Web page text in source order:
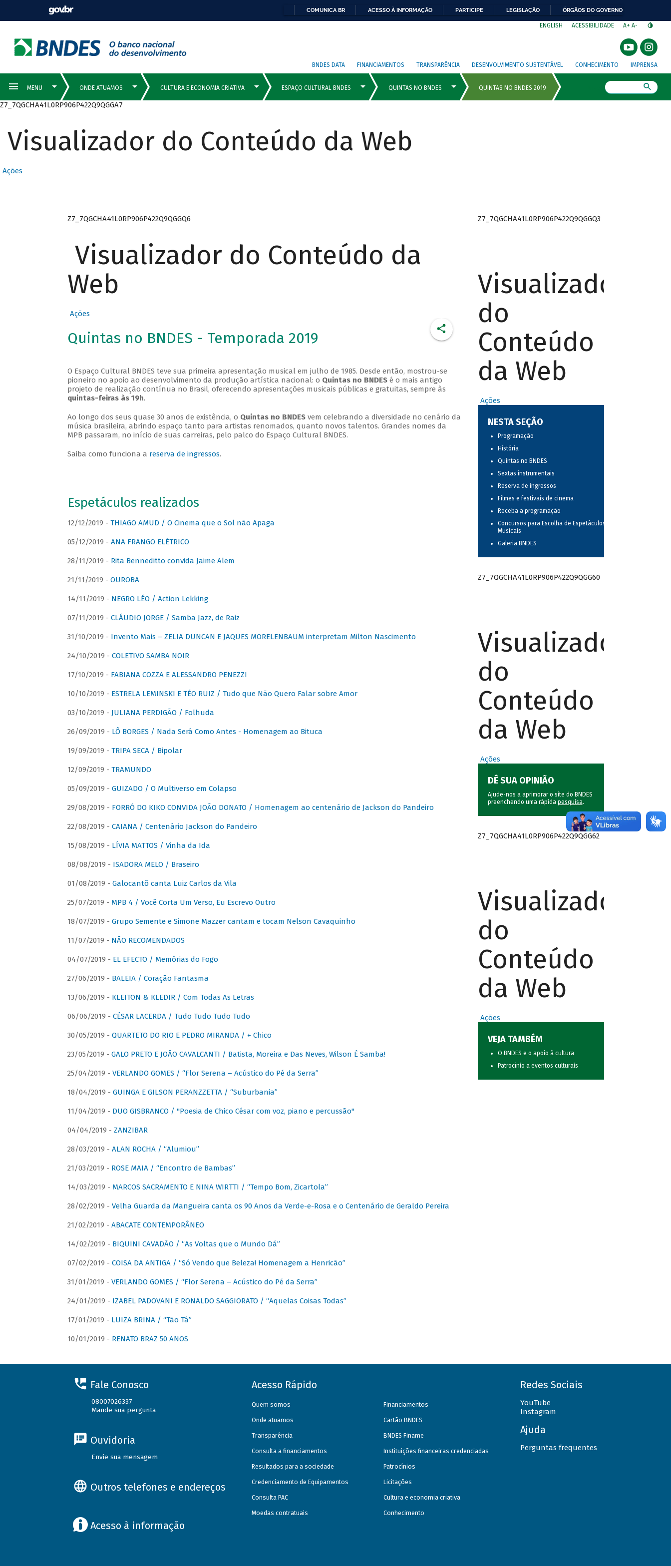
COMUNICA BR ACESSO À INFORMAÇÃO PARTICIPE LEGISLAÇÃO ÓRGÃOS DO GOVERNO
ENGLISH ACESSIBILIDADE A+ A-
BNDES DATA FINANCIAMENTOS TRANSPARÊNCIA DESENVOLVIMENTO SUSTENTÁVEL CONHECIMENTO IMPRENSA
Z7_7QGCHA41L0RP906P422Q9QGGA7
Visualizador do Conteúdo da Web
Ações
Z7_7QGCHA41L0RP906P422Q9QGGQ6
Visualizador do Conteúdo da
Web
Ações
Quintas no BNDES - Temporada 2019
O Espaço Cultural BNDES teve sua primeira apresentação musical em julho de 1985. Desde então, mostrou-se
pioneiro no apoio ao desenvolvimento da produção artística nacional: o Quintas no BNDESé o mais antigo
projeto de realização contínua no Brasil, oferecendo apresentações musicais públicas e gratuitas, sempre às
quintas-feiras às 19h.
Ao longo dos seus quase 30 anos de existência, o Quintas no BNDESvem celebrando a diversidade no cenário da
música brasileira, abrindo espaço tanto para artistas renomados, quanto novos talentos. Grandes nomes da
MPB passaram, no início de suas carreiras, pelo palco do Espaço Cultural BNDES.
Saiba como funciona a reserva de ingressos.
Espetáculos realizados
12/12/2019 - THIAGO AMUD / O Cinema que o Sol não Apaga
05/12/2019 - ANA FRANGO ELÉTRICO
28/11/2019 - Rita Benneditto convida Jaime Alem
21/11/2019 - OUROBA
14/11/2019 - NEGRO LÉO / Action Lekking
07/11/2019 - CLÁUDIO JORGE / Samba Jazz, de Raiz
31/10/2019 - Invento Mais – ZELIA DUNCAN E JAQUES MORELENBAUM interpretam Milton Nascimento
24/10/2019 - COLETIVO SAMBA NOIR
17/10/2019 - FABIANA COZZA E ALESSANDRO PENEZZI
10/10/2019 - ESTRELA LEMINSKI E TÉO RUIZ / Tudo que Não Quero Falar sobre Amor
03/10/2019 - JULIANA PERDIGÃO / Folhuda
26/09/2019 - LÔ BORGES / Nada Será Como Antes - Homenagem ao Bituca
19/09/2019 - TRIPA SECA / Bipolar
12/09/2019 - TRAMUNDO
05/09/2019 - GUIZADO / O Multiverso em Colapso
29/08/2019 - FORRÓ DO KIKO CONVIDA JOÃO DONATO / Homenagem ao centenário de Jackson do Pandeiro
22/08/2019 - CAIANA / Centenário Jackson do Pandeiro
15/08/2019 - LÍVIA MATTOS / Vinha da Ida
08/08/2019 - ISADORA MELO / Braseiro
01/08/2019 - Galocantô canta Luiz Carlos da Vila
25/07/2019 - MPB 4 / Você Corta Um Verso, Eu Escrevo Outro
18/07/2019 - Grupo Semente e Simone Mazzer cantam e tocam Nelson Cavaquinho
11/07/2019 - NÃO RECOMENDADOS
04/07/2019 - EL EFECTO / Memórias do Fogo
27/06/2019 - BALEIA / Coração Fantasma
13/06/2019 - KLEITON & KLEDIR / Com Todas As Letras
06/06/2019 - CÉSAR LACERDA / Tudo Tudo Tudo Tudo
30/05/2019 - QUARTETO DO RIO E PEDRO MIRANDA / + Chico
23/05/2019 - GALO PRETO E JOÃO CAVALCANTI / Batista, Moreira e Das Neves, Wilson É Samba!
25/04/2019 - VERLANDO GOMES / “Flor Serena – Acústico do Pé da Serra”
18/04/2019 - GUINGA E GILSON PERANZZETTA / “Suburbania”
11/04/2019 - DUO GISBRANCO / "Poesia de Chico César com voz, piano e percussão"
04/04/2019 - ZANZIBAR
28/03/2019 - ALAN ROCHA / “Alumiou”
21/03/2019 - ROSE MAIA / “Encontro de Bambas”
14/03/2019 - MARCOS SACRAMENTO E NINA WIRTTI / “Tempo Bom, Zicartola”
28/02/2019 - Velha Guarda da Mangueira canta os 90 Anos da Verde-e-Rosa e o Centenário de Geraldo Pereira
21/02/2019 - ABACATE CONTEMPORÂNEO
14/02/2019 - BIQUINI CAVADÃO / “As Voltas que o Mundo Dá”
07/02/2019 - COISA DA ANTIGA / “Só Vendo que Beleza! Homenagem a Henricão”
31/01/2019 - VERLANDO GOMES / “Flor Serena – Acústico do Pé da Serra”
24/01/2019 - IZABEL PADOVANI E RONALDO SAGGIORATO / “Aquelas Coisas Todas”
17/01/2019 - LUIZA BRINA / “Tão Tá”
10/01/2019 - RENATO BRAZ 50 ANOS
Z7_7QGCHA41L0RP906P422Q9QGGQ3
Visualizador
do
Conteúdo
da Web
Ações
NESTA SEÇÃO
Programação
História
Quintas no BNDES
Sextas instrumentais
Reserva de ingressos
Filmes e festivais de cinema
Receba a programação
Concursos para Escolha de Espetáculos
Musicais
Galeria BNDES
Z7_7QGCHA41L0RP906P422Q9QGG60
Visualizador
do
Conteúdo
da Web
Ações
DÊ SUA OPINIÃO
Ajude-nos a aprimorar o site do BNDES
preenchendo uma rápida pesquisa.
Z7_7QGCHA41L0RP906P422Q9QGG62
Visualizador
do
Conteúdo
da Web
Ações
VEJA TAMBÉM
O BNDES e o apoio à cultura
Patrocínio a eventos culturais
Fale Conosco
08007026337
Mande sua pergunta
Ouvidoria
Envie sua mensagem
Outros telefones e endereços
Acesso à informação
Acesso Rápido
Quem somos
Onde atuamos
Transparência
Consulta a financiamentos
Resultados para a sociedade
Credenciamento de Equipamentos
Consulta PAC
Moedas contratuais
Financiamentos
Cartão BNDES
BNDES Finame
Instituições financeiras credenciadas
Patrocínios
Licitações
Cultura e economia criativa
Conhecimento
Redes Sociais
YouTube
Instagram
Ajuda
Perguntas frequentes